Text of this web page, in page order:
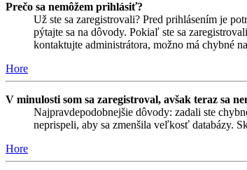
Prečo sa nemôžem prihlásiť?
Už ste sa zaregistrovali? Pred prihlásením je
pýtajte sa na dôvody. Pokiaľ ste sa
kontaktujte administrátora, možno má chybné
Hore
V minulosti som sa zaregistroval, avšak teraz sa
Najpravdepodobnejšie dôvody: zadali ste
neprispeli, aby sa zmenšila veľkosť databázy.
Hore